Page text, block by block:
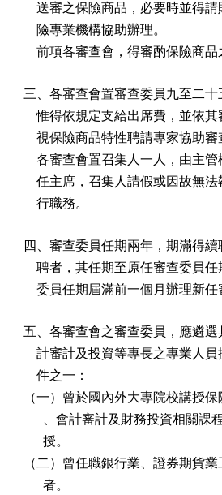
送審之保險商品，必要時並得
    險專業機構協助辦理。
前項各審查會，得審酌保險商
三、各審查會置審查委員九至二
惟得依規定支給出席費，並依
視保險商品特性聘請專家協助
各審查會置召集人一人，由主
任主席，召集人請假或因故無
    行職務。
四、審查委員任期兩年，期滿得
聘者，其任期至原任審查委員
委員任期屆滿前一個月辦理新
五、各審查會之審查委員，應遴
計審計及投資等專長之專業人
    件之一：
（一）曾於國內外大專院校講授
、會計審計及財務投資相關
      授。
（二）曾任職銀行業、證券期貨
      者。